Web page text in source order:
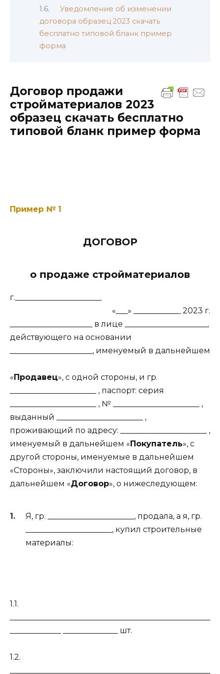
Уведомление об изменении
договора образец 2023 скачать
бесплатно типовой бланк пример
форма
Договор продажи
стройматериалов 2023
образец скачать бесплатно
типовой бланк пример форма
Пример № 1
ДОГОВОР
о продаже стройматериалов
г.______________________
«___» ____________ 2023 г.
_____________________ в лице _____________________,
действующего на основании
_____________________, именуемый в дальнейшем
« Продавец», с одной стороны, и гр.
______________________ , паспорт: серия
______________________ , № ______________________ ,
выданный ______________________ ,
проживающий по адресу: ______________________ ,
именуемый в дальнейшем « Покупатель», с
другой стороны, именуемые в дальнейшем
«Стороны», заключили настоящий договор, в
дальнейшем «Договор», о нижеследующем:
Я, гр. ______________________, продала, а я, гр.
______________________, купил строительные
материалы:
1.1.
_____________ ______________ шт.
1.2.